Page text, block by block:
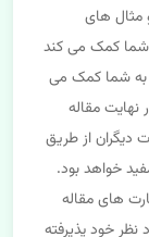
مثال های
شما کمک می کند
به شما کمک می
نهایت مقاله
دیگران از طریق
خواهد بود.
های مقاله
خود پذیرفته